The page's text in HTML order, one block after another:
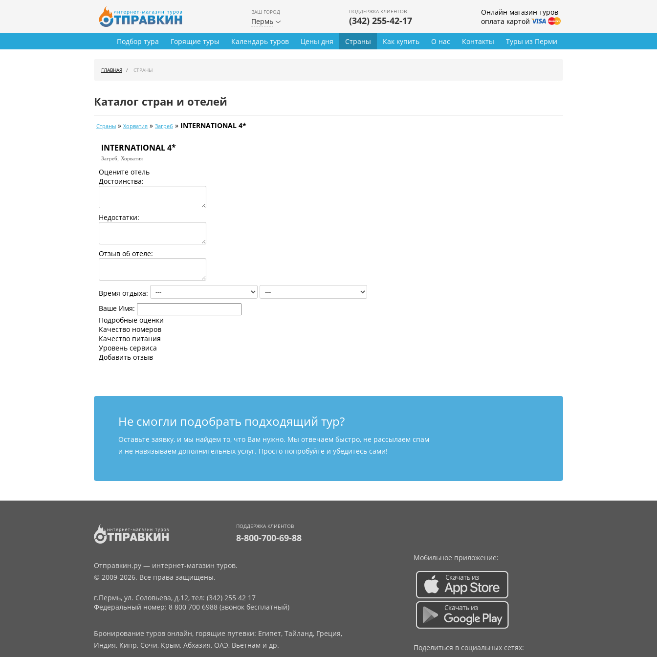
ВАШ ГОРОД
Пермь
ПОДДЕРЖКА КЛИЕНТОВ
(342) 255-42-17
Онлайн магазин туров
оплата картой
Туры из Перми
Подбор тура Горящие туры Календарь туров Цены дня Страны Как купить О нас Контакты
ГЛАВНАЯ СТРАНЫ
Каталог стран и отелей
Страны » Хорватия » Загреб » INTERNATIONAL 4*
INTERNATIONAL 4*
Загреб, Хорватия
Оцените отель
Достоинства:
Недостатки:
Отзыв об отеле:
Время отдыха:
Ваше Имя:
Подробные оценки
Качество номеров
Качество питания
Уровень сервиса
Добавить отзыв
Не смогли подобрать подходящий тур?
Оставьте заявку, и мы найдем то, что Вам нужно. Мы отвечаем быстро, не рассылаем спам
и не навязываем дополнительных услуг. Просто попробуйте и убедитесь сами!
ПОДДЕРЖКА КЛИЕНТОВ
8-800-700-69-88
Отправкин.ру — интернет-магазин туров.
© 2009-2026. Все права защищены.
г.Пермь, ул. Соловьева, д.12, тел: (342) 255 42 17
Федеральный номер: 8 800 700 6988 (звонок бесплатный)
Бронирование туров онлайн, горящие путевки: Египет, Тайланд, Греция,
Индия, Кипр, Сочи, Крым, Абхазия, ОАЭ, Вьетнам и др.
Мобильное приложение:
Поделиться в социальных сетях: